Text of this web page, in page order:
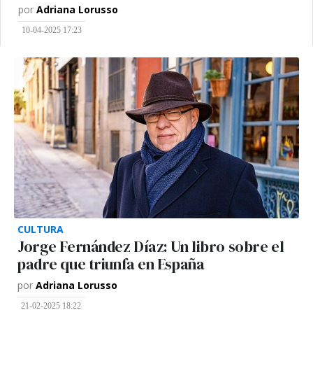
por Adriana Lorusso
10-04-2025 17:23
CULTURA
Jorge Fernández Díaz: Un libro sobre el
padre que triunfa en España
por Adriana Lorusso
21-02-2025 18:22